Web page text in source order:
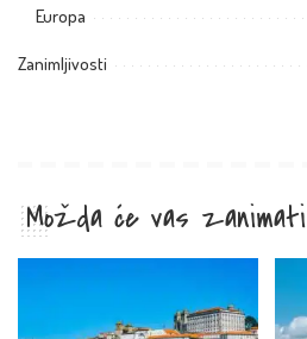
Europa
Zanimljivosti
Možda će vas zanimati